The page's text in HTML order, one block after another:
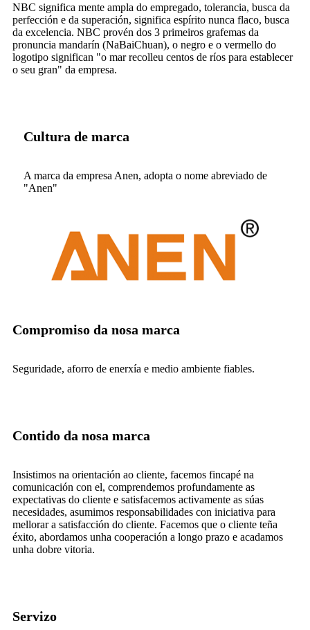
NBC significa mente ampla do empregado, tolerancia, busca da
perfección e da superación, significa espírito nunca flaco, busca
da excelencia. NBC provén dos 3 primeiros grafemas da
pronuncia mandarín (NaBaiChuan), o negro e o vermello do
logotipo significan "o mar recolleu centos de ríos para establecer
o seu gran" da empresa.
Cultura de marca
A marca da empresa Anen, adopta o nome abreviado de
"Anen"
Compromiso da nosa marca
Seguridade, aforro de enerxía e medio ambiente fiables.
Contido da nosa marca
Insistimos na orientación ao cliente, facemos fincapé na
comunicación con el, comprendemos profundamente as
expectativas do cliente e satisfacemos activamente as súas
necesidades, asumimos responsabilidades con iniciativa para
mellorar a satisfacción do cliente. Facemos que o cliente teña
éxito, abordamos unha cooperación a longo prazo e acadamos
unha dobre vitoria.
Servizo